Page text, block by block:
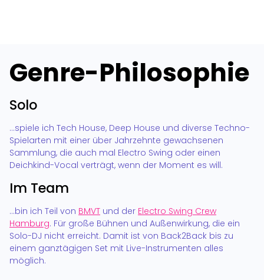
Genre-Philosophie
Solo
…spiele ich Tech House, Deep House und diverse Techno-
Spielarten mit einer über Jahrzehnte gewachsenen
Sammlung, die auch mal Electro Swing oder einen
Deichkind-Vocal verträgt, wenn der Moment es will.
Im Team
…bin ich Teil von BMVT und der Electro Swing Crew
Hamburg. Für große Bühnen und Außenwirkung, die ein
Solo-DJ nicht erreicht. Damit ist von Back2Back bis zu
einem ganztägigen Set mit Live-Instrumenten alles
möglich.